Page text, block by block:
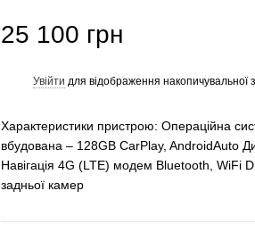
25 100 грн
Увійти для відображення накопичувальної
Характеристики пристрою: Операційна
вбудована – 128GB CarPlay, AndroidAuto
Навігація 4G (LTE) модем Bluetooth, WiFi
задньої камер